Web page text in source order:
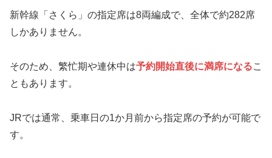
新幹線「さくら」の指定席は8両編成で、全体で約282席
しかありません。
そのため、繁忙期や連休中は予約開始直後に満席になるこ
ともあります。
JRでは通常、乗車日の1か月前から指定席の予約が可能で
す。